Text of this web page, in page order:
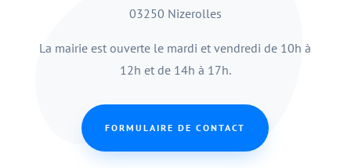
03250 Nizerolles
La mairie est ouverte le mardi et vendredi de 10h à
12h et de 14h à 17h.
FORMULAIRE DE CONTACT